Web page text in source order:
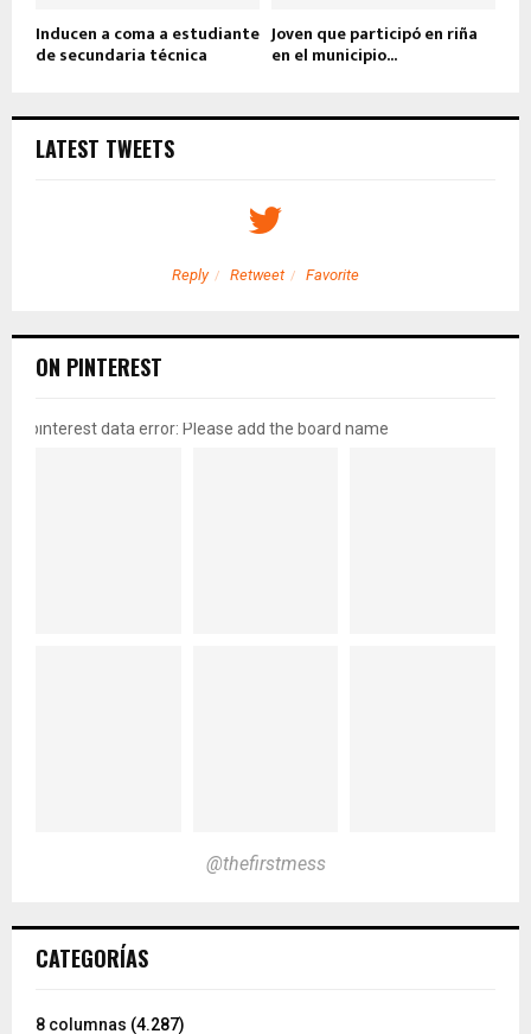
Inducen a coma a estudiante
de secundaria técnica
Joven que participó en riña
en el municipio...
LATEST TWEETS
Reply Retweet Favorite
ON PINTEREST
pinterest data error: Please add the board name
@thefirstmess
CATEGORÍAS
8 columnas (4.287)